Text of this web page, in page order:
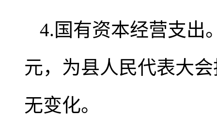
4.国有资本经营支出
元，为县人民代表大
无变化。